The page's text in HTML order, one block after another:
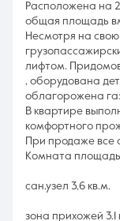
Расположена на
общая площадь
Несмотря на
лифтом.
, оборудована
облагорожена
В квартире
комфортного
При продаже все
Комната
сан.узел 3,6 кв.м.
зона прихожей 3.1